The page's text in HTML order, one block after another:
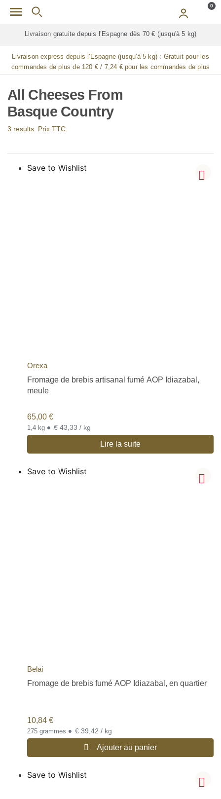
Skip to main content 0
Livraison gratuite depuis l’Espagne dès 70 € (jusqu'à 5 kg)
Livraison express depuis l'Espagne (jusqu'à 5 kg) : Gratuit pour les
commandes de plus de 120 € / 7,24 € pour les commandes de plus
de 90 € / 14,48 € pour les commandes de plus de 60 € / 21,72 € pour
All Cheeses From
Basque Country
3 results. Prix TTC.
Save to Wishlist
Orexa
Fromage de brebis artisanal fumé AOP Idiazabal,
meule
65,00 €
1,4 kg • € 43,33 / kg
Lire la suite
Save to Wishlist
Belai
Fromage de brebis fumé AOP Idiazabal, en quartier
10,84 €
275 grammes • € 39,42 / kg
Ajouter au panier
Save to Wishlist